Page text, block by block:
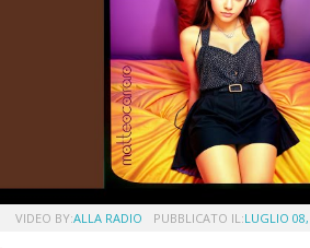
VIDEO BY:ALLA RADIO PUBBLICATO IL:LUGLIO